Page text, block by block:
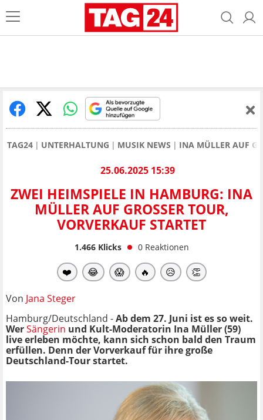
TAG24 UNTERHALTUNG MUSIK NEWS INA MÜLLER AUF
25.06.2025 15:39
ZWEI HEIMSPIELE IN HAMBURG: INA
MÜLLER AUF GROSSER TOUR, V
ORVERKAUF STARTET
1.466Klicks 0 Reaktionen
❤️ 😂 😱 🔥 😥 👏
Von Jana Steger
Hamburg/Deutschland -Ab dem 27. Juni ist es so weit.
WerSängerin und Kult-Moderatorin Ina Müller (59)
live erleben möchte, kann sich schon bald den Traum
erfüllen. Denn der Vorverkauf für ihre große
Deutschland-Tour startet.